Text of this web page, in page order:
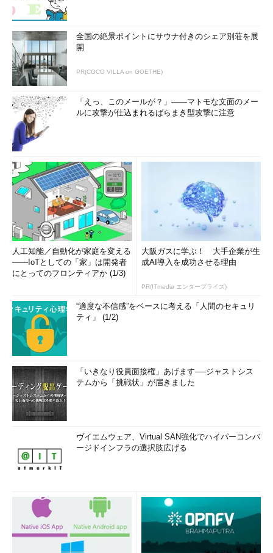
全国の絶景ポイントにサウナ付きのシェア別荘を展
開
PR(COCO VILLA on GOETHE)
「えっ、このメールが？」――マトモな文面のメー
ルに攻撃が仕込まれるばらまき型攻撃に注意
人工知能／自動化が家庭を変える
――IoTとしての「家」は開発者
にとってのフロンティアか (1/3)
大阪ガスに学ぶ！ 大手企業が生
成AI導入を成功させる理由
PR(ITmedia エンタープライズ)
“適度な不信感”をベースに考える「人間のセキュリ
ティ」 (1/2)
「いきなり役員面接権」あげます──ジャストシス
テムから「挑戦状」が届きました
ヴイエムウェア、Virtual SAN強化でハイパーコンバ
ージドインフラの選択肢広げる